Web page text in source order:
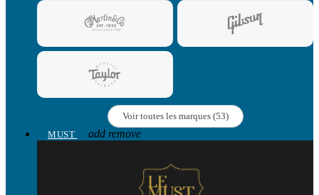
Voir toutes les marques (53)
MUST
add remove